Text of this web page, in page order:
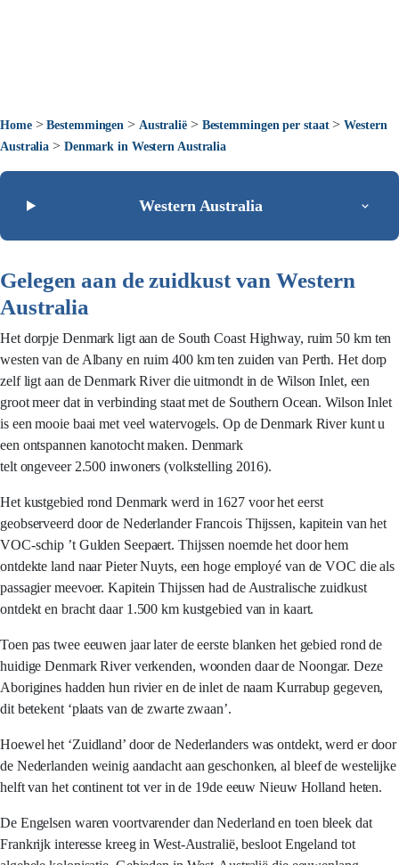
Home>Bestemmingen > Australië> Bestemmingen per staat>Western
Australia > Denmark in Western Australia
Western Australia
Gelegen aan de zuidkust van Western
Australia
Het dorpje Denmark ligt aan de South Coast Highway, ruim 50 km ten
westen van de Albany en ruim 400 km ten zuiden van Perth. Het dorp
zelf ligt aan de Denmark River die uitmondt in de Wilson Inlet, een
groot meer dat in verbinding staat met de Southern Ocean. Wilson Inlet
is een mooie baai met veel watervogels. Op de Denmark River kunt u
een ontspannen kanotocht maken. Denmark
telt ongeveer 2.500 inwoners (volkstelling 2016).
Het kustgebied rond Denmark werd in 1627 voor het eerst
geobserveerd door de Nederlander Francois Thijssen, kapitein van het
VOC-schip ’t Gulden Seepaert. Thijssen noemde het door hem
ontdekte land naar Pieter Nuyts, een hoge employé van de VOC die als
passagier meevoer. Kapitein Thijssen had de Australische zuidkust
ontdekt en bracht daar 1.500 km kustgebied van in kaart.
Toen pas twee eeuwen jaar later de eerste blanken het gebied rond de
huidige Denmark River verkenden, woonden daar de Noongar. Deze
Aborigines hadden hun rivier en de inlet de naam Kurrabup gegeven,
dit betekent ‘plaats van de zwarte zwaan’.
Hoewel het ‘Zuidland’ door de Nederlanders was ontdekt, werd er door
de Nederlanden weinig aandacht aan geschonken, al bleef de westelijke
helft van het continent tot ver in de 19de eeuw Nieuw Holland heten.
De Engelsen waren voortvarender dan Nederland en toen bleek dat
Frankrijk interesse kreeg in West-Australië, besloot Engeland tot